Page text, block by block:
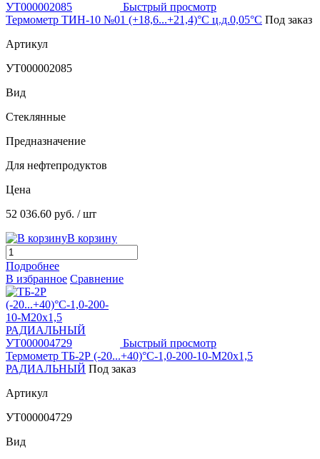
Быстрый просмотр
Термометр ТИН-10 №01 (+18,6...+21,4)°С ц.д.0,05°С Под заказ
Артикул
УТ000002085
Вид
Стеклянные
Предназначение
Для нефтепродуктов
Цена
52 036.60 руб. / шт
В корзину
Подробнее
В избранное Сравнение
Быстрый просмотр
Термометр ТБ-2Р (-20...+40)°С-1,0-200-10-М20х1,5
РАДИАЛЬНЫЙ Под заказ
Артикул
УТ000004729
Вид